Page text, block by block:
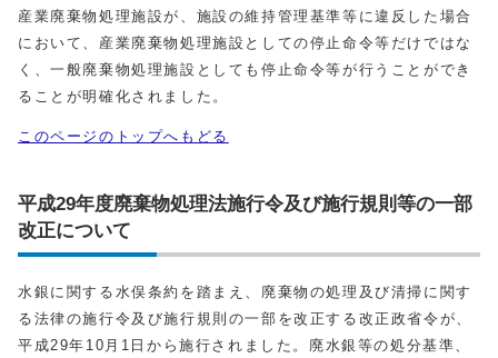
産業廃棄物処理施設が、施設の維持管理基準等に違反した場合
において、産業廃棄物処理施設としての停止命令等だけではな
く、一般廃棄物処理施設としても停止命令等が行うことができ
ることが明確化されました。
このページのトップへもどる
平成29年度廃棄物処理法施行令及び施行規則等の一部
改正について
水銀に関する水俣条約を踏まえ、廃棄物の処理及び清掃に関す
る法律の施行令及び施行規則の一部を改正する改正政省令が、
平成29年10月1日から施行されました。廃水銀等の処分基準、